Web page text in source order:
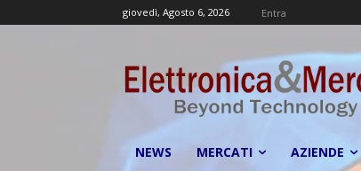
giovedì, Agosto 6, 2026 Entra
NEWS MERCATI AZIENDE